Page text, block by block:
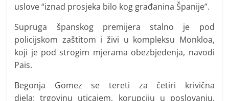
uslove “iznad prosjeka bilo kog građanina Španije”.
Supruga španskog premijera stalno je pod
policijskom zaštitom i živi u kompleksu Monkloa,
koji je pod strogim mjerama obezbjeđenja, navodi
Pais.
Begonja Gomez se tereti za četiri krivična
djela: trgovinu uticajem, korupciju u poslovanju,